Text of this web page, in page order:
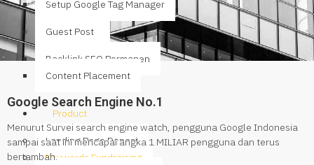
Setup Google Tag Manager
Guest Post
Backlink SEO Permanen
Content Placement
Product
Landing Page Donasi
Keywords Fundraising
Google Search Engine No.1
Menurut Survei search engine watch, pengguna Google Indonesia
sampai saat ini mencapai angka 1 MILIAR pengguna dan terus
bertambah.